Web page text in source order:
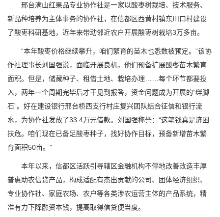
邢台满山红果品专业协作社是一家以酸枣树栽培、技术服务、
新品种培养为主体事务的协作社，在信都区西黄村镇东川口村建设
了酸枣科研基地，近年来带动邻近农户开展酸枣树栽培3万多亩。
“本年酸枣价格继续攀升，咱们繁育的苗木也悉数被预定。”该协
作社理事长刘国强说，面临开展良机，他们预备扩展酸枣苗木繁育
面积。但是，储藏种子、租借土地、栽培办理……每个环节都要投
入，两年一个周期完毕后才干见到报答，资金问题成为开展的“绊脚
石”。好在建设银行邢台桥西支行村庄复兴团队结合征信和银行流
水，为协作社发放了33.4万元借款。刘国强称誉：“这笔钱真是济困
扶危。咱们现在已备足酸枣种子，找好协作目标，预备新增苗木繁
育面积50亩。”
本年以来，信都区活跃引导辖区金融机构不停地改善改造丰厚
普惠助农信贷产品，构成适配有杰出贡献的公司、团体经济组织、
专业协作社、家庭农场、农户等各类涉农运营主体的产品系统，精
准有力下降融资本钱，提高取得信贷便当度。